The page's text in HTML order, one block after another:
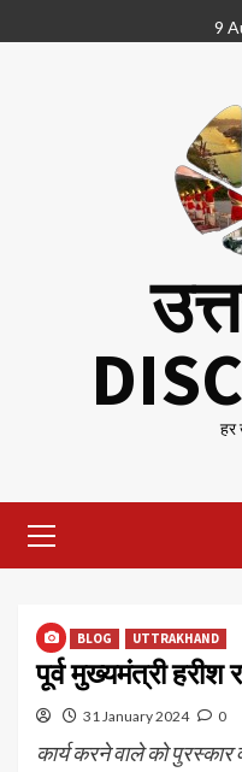
to
9
हर
Menu
BLOG UTTRAKHAND
पूर्व मुख्यमंत्री हरीश
31 January 2024 0
कार्य करने वाले को पुरस्कार